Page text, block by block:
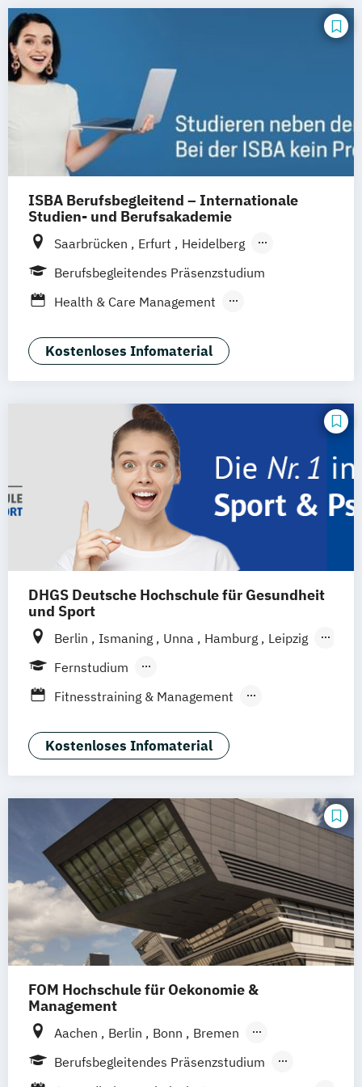
ISBA Berufsbegleitend – Internationale
Studien- und Berufsakademie
Saarbrücken Erfurt
Heidelberg
München
Münster Berlin
Hamburg
Berufsbegleitendes Präsenzstudium
Health & Care Management
Kostenloses Infomaterial
DHGS Deutsche Hochschule für Gesundheit
und Sport
Berlin Ismaning Unna Hamburg
Leipzig
Köln
Frankfurt
Fernstudium
Berufsbegleitendes Präsenzstudium
Fitnesstraining & Management
Physician Assistant Physiotherapie
Positive Psychologie & Coaching
Sport und angewandte
Trainingswissenschaft (versch.
Schwerpunkte)
Kostenloses Infomaterial
FOM Hochschule für Oekonomie &
Management
Aachen Berlin Bonn
Bremen
Dortmund Duisburg Düsseldorf
Berufsbegleitendes Präsenzstudium